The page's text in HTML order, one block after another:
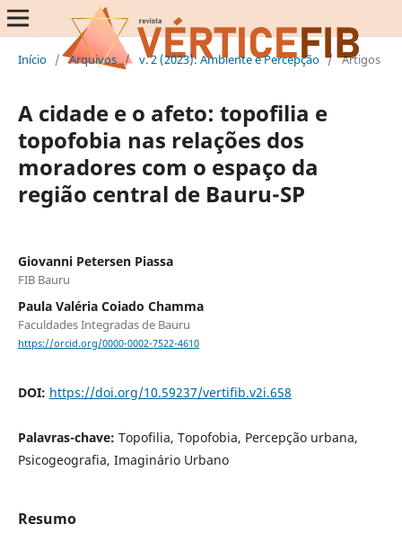
Início / Arquivos / v. 2 (2023): Ambiente e Percepção / Artigos
A cidade e o afeto: topofilia e
topofobia nas relações dos
moradores com o espaço da
região central de Bauru-SP
Giovanni Petersen Piassa
FIB Bauru
Paula Valéria Coiado Chamma
Faculdades Integradas de Bauru
https://orcid.org/0000-0002-7522-4610
DOI: https://doi.org/10.59237/vertifib.v2i.658
Palavras-chave: Topofilia, Topofobia, Percepção urbana,
Psicogeografia, Imaginário Urbano
Resumo